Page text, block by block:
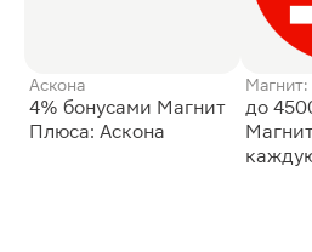
Аскона
4% бонусами Магнит
Плюса: Аскона
Магнит:
до